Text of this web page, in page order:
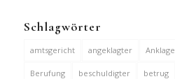
Schlagwörter
amtsgericht angeklagter Anklage
Berufung beschuldigter betrug